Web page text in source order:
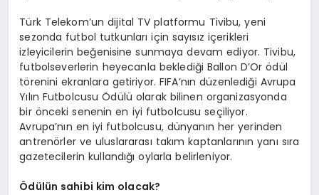
Türk Telekom’un dijital TV platformu Tivibu, yeni
sezonda futbol tutkunları için sayısız içerikleri
izleyicilerin beğenisine sunmaya devam ediyor. Tivibu,
futbolseverlerin heyecanla beklediği Ballon D’Or ödül
törenini ekranlara getiriyor. FIFA’nın düzenlediği Avrupa
Yılın Futbolcusu Ödülü olarak bilinen organizasyonda
bir önceki senenin en iyi futbolcusu seçiliyor.
Avrupa’nın en iyi futbolcusu, dünyanın her yerinden
antrenörler ve uluslararası takım kaptanlarının yanı sıra
gazetecilerin kullandığı oylarla belirleniyor.
Ödülün sahibi kim olacak?